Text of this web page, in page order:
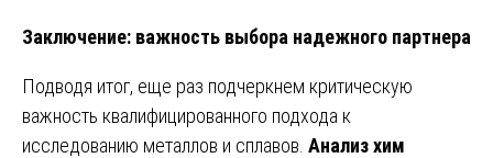
Заключение: важность выбора надежного партнера
Подводя итог, еще раз подчеркнем критическую
важность квалифицированного подхода к
исследованию металлов и сплавов. Анализ хим